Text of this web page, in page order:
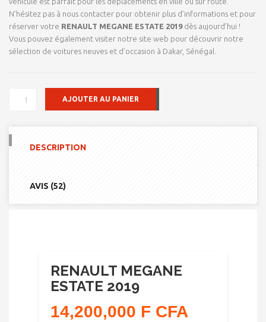
N’hésitez pas à nous contacter pour obtenir plus d’informations et pour
réserver votre RENAULT MEGANE ESTATE 2019dès aujourd’hui !
Vous pouvez également visiter notre site web pour découvrir notre
sélection de voitures neuves et d’occasion à Dakar, Sénégal.
QUANTITÉ
AJOUTER AU PANIER
DESCRIPTION
AVIS (52)
RENAULT MEGANE
ESTATE 2019
14,200,000 F CFA